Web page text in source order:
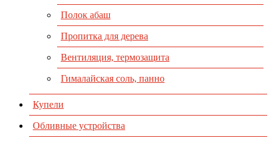
Полок абаш
Пропитка для дерева
Вентиляция, термозащита
Гималайская соль, панно
Купели
Обливные устройства